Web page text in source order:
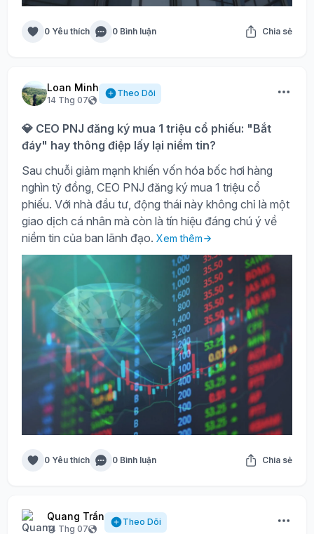
0 Yêu thích 0 Bình luận Chia sẻ
Loan Minh
14 Thg 07
Theo Dõi
💎 CEO PNJ đăng ký mua 1 triệu cổ phiếu: "Bắt
đáy" hay thông điệp lấy lại niềm tin?
Sau chuỗi giảm mạnh khiến vốn hóa bốc hơi hàng
nghìn tỷ đồng, CEO PNJ đăng ký mua 1 triệu cổ
phiếu. Với nhà đầu tư, động thái này không chỉ là một
giao dịch cá nhân mà còn là tín hiệu đáng chú ý về
niềm tin của ban lãnh đạo. Xem thêm
0 Yêu thích 0 Bình luận Chia sẻ
Quang Trần
14 Thg 07
Theo Dõi